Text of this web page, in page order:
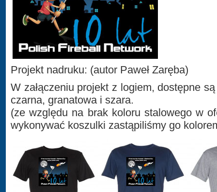
Projekt nadruku: (autor Paweł Zaręba)
W załączeniu projekt z logiem, dostępne
czarna, granatowa i szara.
(ze względu na brak koloru stalowego w
wykonywać koszulki zastąpiliśmy go